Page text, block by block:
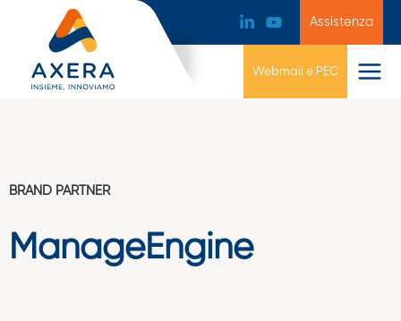
Assistenza
Webmail e PEC
BRAND PARTNER
ManageEngine